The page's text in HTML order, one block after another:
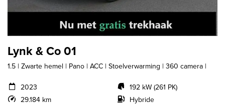
Lynk & Co 01
1.5 | Zwarte hemel | Pano | ACC | Stoelverwarming | 360 camera |
2023
29.184 km
192 kW (261 PK)
Hybride